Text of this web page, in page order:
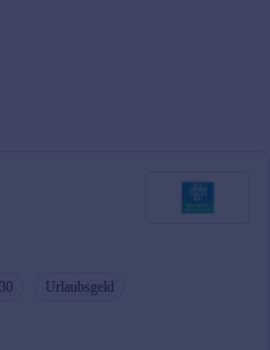
Urlaubsgeld